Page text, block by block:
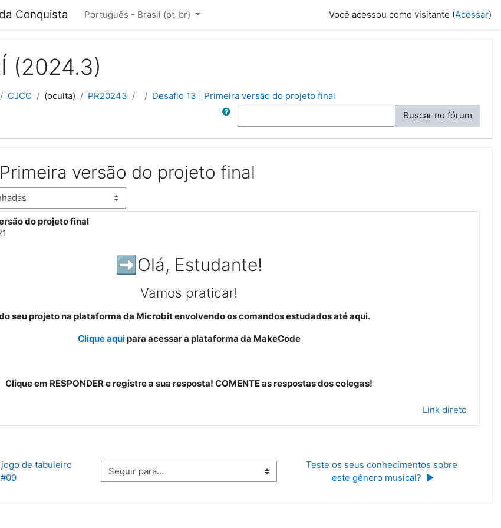
Conquista Português - Brasil ‎(pt_br)‎ Você acessou como visitante (Acessar)
(2024.3)
CJCC (oculta) PR20243 Desafio 13 | Primeira versão do projeto final
Buscar no fórum
versão do projeto final
do projeto final
➡️Olá, Estudante!
Vamos praticar!
seu projeto na plataforma da Microbit envolvendo os comandos estudados até aqui.
Clique aquipara acessar a plataforma da MakeCode
Clique em RESPONDER e registre a sua resposta! COMENTE as respostas dos colegas!
Link direto
de tabuleiro
Seguir para...
Teste os seus conhecimentos sobre
este gênero musical?  ▶︎